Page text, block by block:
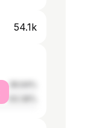
54.1k